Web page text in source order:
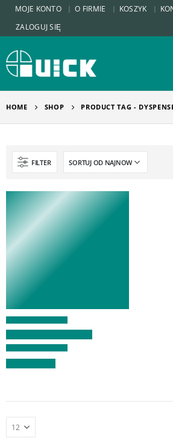
MOJE KONTO O FIRMIE KOSZYK
ZALOGUJ SIĘ
HOME SHOP PRODUCT TAG -
FILTER